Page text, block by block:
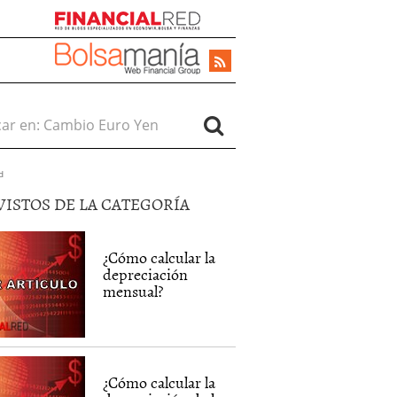
en:
DE LA CATEGORÍA
¿Cómo calcular la
depreciación
mensual?
¿Cómo calcular la